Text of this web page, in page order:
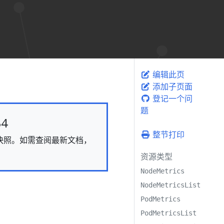
。如需查阅最新文档，
编辑此页
添加子页面
登记一个问
题
整节打印
资源类型
NodeMetrics
NodeMetricsList
PodMetrics
PodMetricsList